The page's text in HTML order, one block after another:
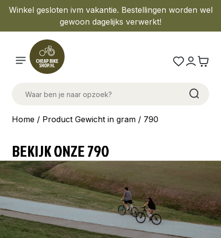
Winkel gesloten ivm vakantie. Bestellingen worden wel
gewoon dagelijks verwerkt!
Home / Product Gewicht in gram / 790
BEKIJK ONZE 790